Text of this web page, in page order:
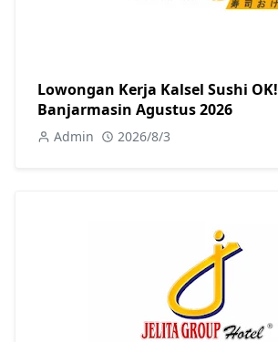
Lowongan Kerja Kalsel Sushi OK!
Banjarmasin Agustus 2026
Admin 2026/8/3